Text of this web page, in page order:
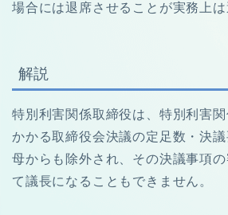
場合には退席させることが実務上は
解説
特別利害関係取締役は、特別利害
かかる取締役会決議の定足数・決
母からも除外され、その決議事項
て議長になることもできません。